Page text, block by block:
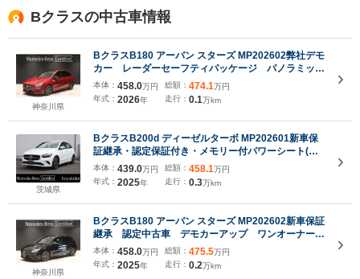
Bクラスの中古車情報
神奈川県
BクラスB180 アーバン スターズ MP202602弊社デモ
カー レーダーセーフティパッケージ パノラミック
スライディングルーフ メモリー付き電動シート シ
ートヒータ MBUX搭載車 本革シート アンビエン
トライトナイトパッケージ本革巻スポーツステアリン
グ
本体： 458.0万円
年式： 2026年
総額： 474.1万円
走行： 0.1万km
茨城県
BクラスB200d ディーゼルターボ MP202601新車保
証継承・認定保証付き・メモリー付パワーシート(運
転席・助手席)・シートヒーター(運転席・助手席)・ア
ドバンスドサウンドシステム
本体： 439.0万円
年式： 2025年
総額： 458.1万円
走行： 0.3万km
神奈川県
BクラスB180 アーバン スターズ MP202602新車保証
継承 認定中古車 デモカーアップ ワンオーナー
AMGラインパッケージ パノラミックスライディン
グルーフ メモリー付きパワーシート フットトラ
ンクオープナー ブラインドスポットアシスト
本体： 458.0万円
年式： 2025年
総額： 475.5万円
走行： 0.2万km